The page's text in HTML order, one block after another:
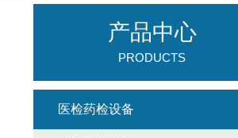
产品中心
PRODUCTS
医检药检设备